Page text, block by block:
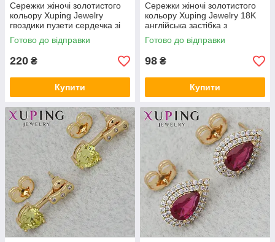
Сережки жіночі золотистого
кольору Xuping Jewelry
гвоздики пузети сердечка зі
стразами та перлами
довжина 7 см
Готово до відправки
220 ₴
Купити
Сережки жіночі золотистого
кольору Xuping Jewelry 18K
англійська застібка з
перлинами довжина 19 мм
Готово до відправки
98 ₴
Купити